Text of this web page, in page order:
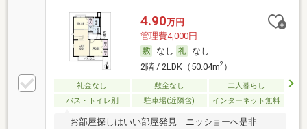
4.90万円
管理費4,000円
なし
なし
2階 / 2LDK（50.04m2）
礼金なし 敷金なし
二人暮らし
バス・トイレ別
駐車場(近隣含) インターネット無料
お部屋探しはいい部屋発見 ニッショーへ是非